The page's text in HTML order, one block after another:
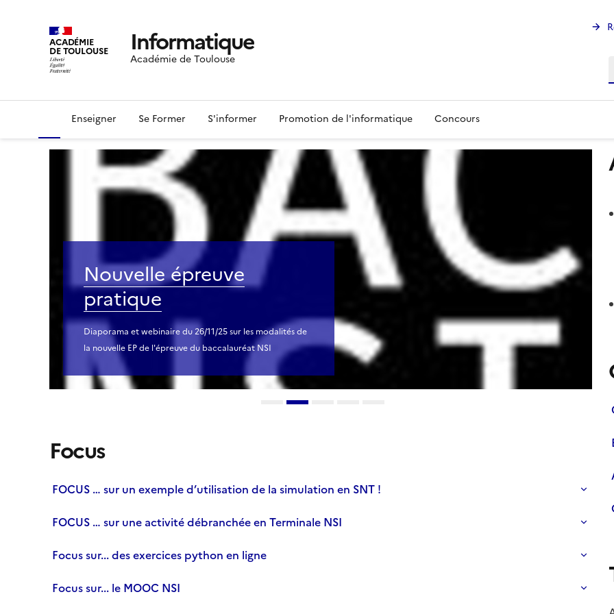
ACADÉMIE
DE TOULOUSE Informatique
Académie de Toulouse
Enseigner Se Former S'informer Promotion de l'informatique Concours
Nouvelle épreuve
pratique
Diaporama et webinaire du 26/11/25 sur les modalités de
la nouvelle EP de l'épreuve du baccalauréat NSI
Focus
FOCUS … sur un exemple d’utilisation de la simulation en SNT !
FOCUS … sur une activité débranchée en Terminale NSI
Focus sur... des exercices python en ligne
Focus sur... le MOOC NSI